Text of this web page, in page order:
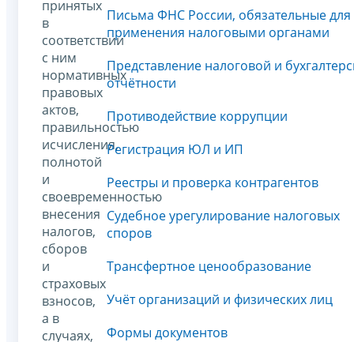
принятых
в
соответствии
с ним
нормативных
правовых
актов,
правильностью
исчисления,
полнотой
и
своевременностью
внесения
налогов,
сборов
и
страховых
взносов,
а в
случаях,
Письма ФНС России, обязательные для
применения налоговыми органами
Представление налоговой и
отчётности
Противодействие коррупции
Регистрация ЮЛ и ИП
Реестры и проверка контрагентов
Судебное урегулирование налоговых
споров
Трансфертное ценообразование
Учёт организаций и физических лиц
Формы документов